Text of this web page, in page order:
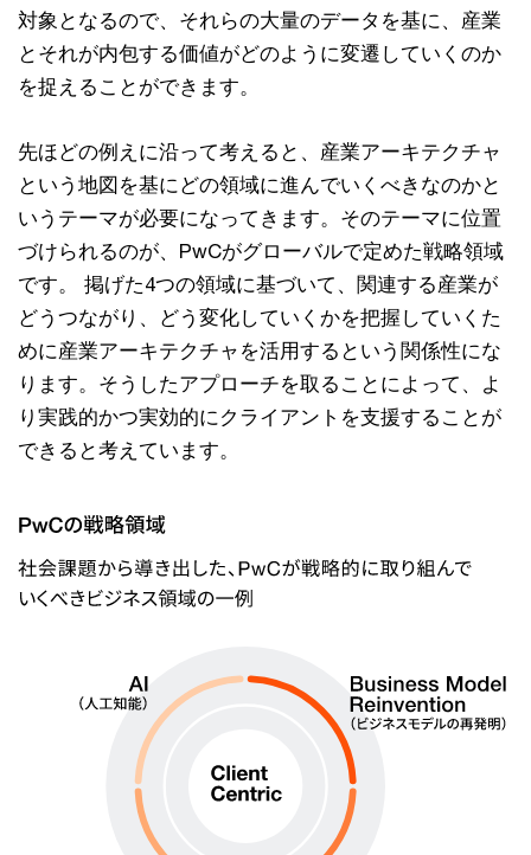
対象となるので、それらの大量のデータを基に、産業
とそれが内包する価値がどのように変遷していくのか
を捉えることができます。
先ほどの例えに沿って考えると、産業アーキテクチャ
という地図を基にどの領域に進んでいくべきなのかと
いうテーマが必要になってきます。そのテーマに位置
づけられるのが、PwCがグローバルで定めた戦略領域
です。 掲げた4つの領域に基づいて、関連する産業が
どうつながり、どう変化していくかを把握していくた
めに産業アーキテクチャを活用するという関係性にな
ります。そうしたアプローチを取ることによって、よ
り実践的かつ実効的にクライアントを支援することが
できると考えています。